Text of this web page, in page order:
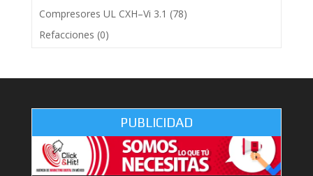
Compresores UL CXH–Vi 3.1 (78)
Refacciones (0)
PUBLICIDAD